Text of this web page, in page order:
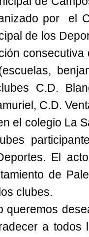
por el
de los
C.D.
C.D.
el colegio La
El
de
clubes.
queremos
a todos